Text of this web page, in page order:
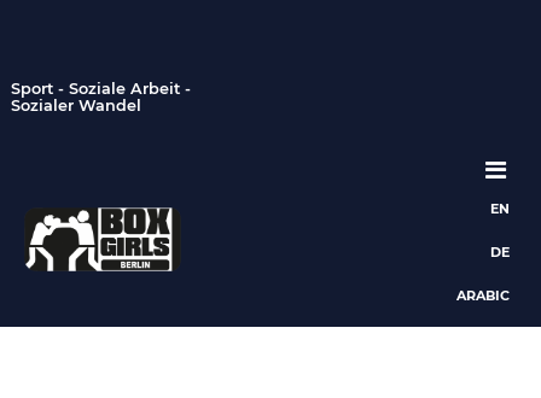
Sport - Soziale Arbeit -
Sozialer Wandel
Hauptnavigation
EN
DE
ARABIC